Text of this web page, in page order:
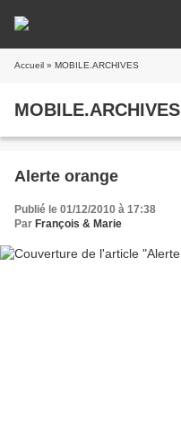
Accueil » MOBILE.ARCHIVES
MOBILE.ARCHIVES
Alerte orange
Publié le 01/12/2010 à 17:38
Par François & Marie